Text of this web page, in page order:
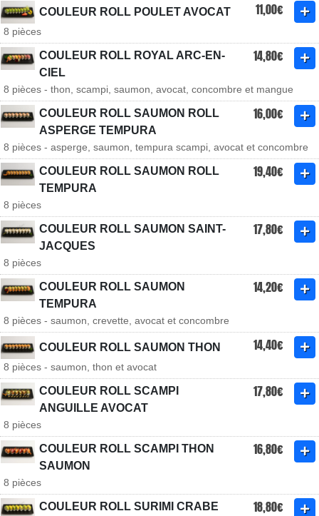
COULEUR ROLL POULET AVOCAT 11,00€
8 pièces
COULEUR ROLL ROYAL ARC-EN-
CIEL
14,80€
8 pièces - thon, scampi, saumon, avocat, concombre et mangue
COULEUR ROLL SAUMON ROLL
ASPERGE TEMPURA
16,00€
8 pièces - asperge, saumon, tempura scampi, avocat et concombre
COULEUR ROLL SAUMON ROLL
TEMPURA
19,40€
8 pièces
COULEUR ROLL SAUMON SAINT-
JACQUES
17,80€
8 pièces
COULEUR ROLL SAUMON
TEMPURA
14,20€
8 pièces - saumon, crevette, avocat et concombre
COULEUR ROLL SAUMON THON 14,40€
8 pièces - saumon, thon et avocat
COULEUR ROLL SCAMPI
ANGUILLE AVOCAT
17,80€
8 pièces
COULEUR ROLL SCAMPI THON
SAUMON
16,80€
8 pièces
COULEUR ROLL SURIMI CRABE
18,80€